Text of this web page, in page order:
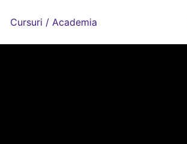
Cursuri / Academia